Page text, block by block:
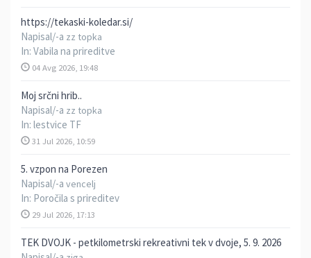
https://tekaski-koledar.si/
Napisal/-a zz topka
In: Vabila na prireditve
04 Avg 2026, 19:48
Moj srčni hrib..
Napisal/-a zz topka
In: lestvice TF
31 Jul 2026, 10:59
5. vzpon na Porezen
Napisal/-a vencelj
In: Poročila s prireditev
29 Jul 2026, 17:13
TEK DVOJK - petkilometrski rekreativni tek v dvoje, 5. 9. 2026